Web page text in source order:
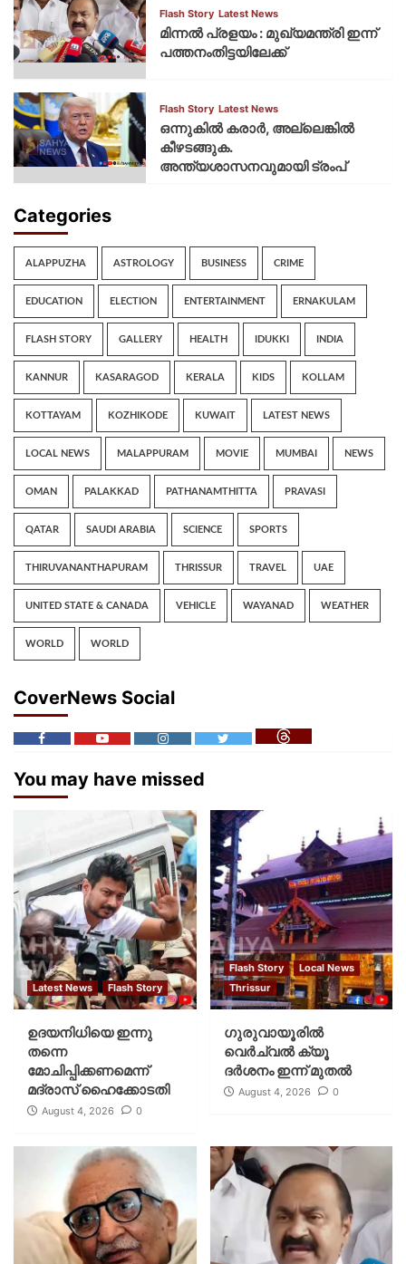
Flash Story Latest News
മിന്നല്‍ പ്രളയം : മുഖ്യമന്ത്രി ഇന്ന്
പത്തനംതിട്ടയിലേക്ക്
Flash Story Latest News
ഒന്നുകില്‍ കരാര്‍, അല്ലെങ്കില്‍
കീഴടങ്ങുക.
അന്ത്യശാസനവുമായി ട്രംപ്
Categories
ALAPPUZHA ASTROLOGY BUSINESS CRIME
EDUCATION ELECTION ENTERTAINMENT ERNAKULAM
FLASH STORY GALLERY HEALTH IDUKKI INDIA
KANNUR KASARAGOD KERALA KIDS KOLLAM
KOTTAYAM KOZHIKODE KUWAIT LATEST NEWS
LOCAL NEWS MALAPPURAM MOVIE MUMBAI NEWS
OMAN PALAKKAD PATHANAMTHITTA PRAVASI
QATAR SAUDI ARABIA SCIENCE SPORTS
THIRUVANANTHAPURAM THRISSUR TRAVEL UAE
UNITED STATE & CANADA VEHICLE WAYANAD WEATHER
WORLD WORLD
CoverNews Social
You may have missed
Latest News Flash Story
ഉദയനിധിയെ ഇന്നു
തന്നെ
മോചിപ്പിക്കണമെന്ന്
മദ്രാസ് ഹൈക്കോടതി
August 4, 2026 0
Flash Story
Local News
Thrissur
ഗുരുവായൂരില്‍
വെര്‍ച്വല്‍ ക്യൂ
ദര്‍ശനം ഇന്ന് മുതല്‍
August 4, 2026 0